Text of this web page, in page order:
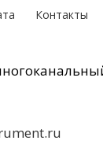
Контакты